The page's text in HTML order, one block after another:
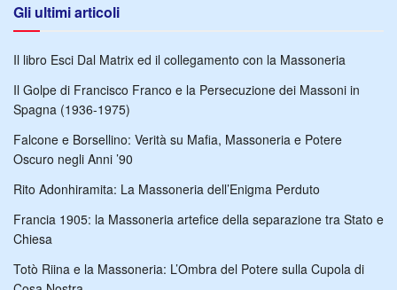
Gli ultimi articoli
Il libro Esci Dal Matrix ed il collegamento con la Massoneria
Il Golpe di Francisco Franco e la Persecuzione dei Massoni in
Spagna (1936-1975)
Falcone e Borsellino: Verità su Mafia, Massoneria e Potere
Oscuro negli Anni ’90
Rito Adonhiramita: La Massoneria dell’Enigma Perduto
Francia 1905: la Massoneria artefice della separazione tra Stato e
Chiesa
Totò Riina e la Massoneria: L’Ombra del Potere sulla Cupola di